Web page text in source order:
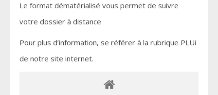
Le format dématérialisé vous permet de suivre
votre dossier à distance
Pour plus d’information, se référer à la rubrique PLUi
de notre site internet.